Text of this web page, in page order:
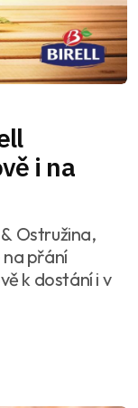
i na
Ostružina,
přání
k dostání i v